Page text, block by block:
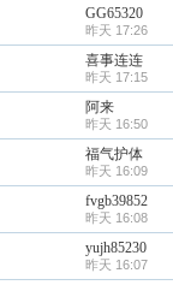
GG65320
昨天 17:26
喜事连连
昨天 17:15
阿来
昨天 16:50
福气护体
昨天 16:09
fvgb39852
昨天 16:08
yujh85230
昨天 16:07